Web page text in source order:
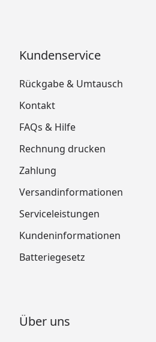
Kundenservice
Rückgabe & Umtausch
Kontakt
FAQs & Hilfe
Rechnung drucken
Zahlung
Versandinformationen
Serviceleistungen
Kundeninformationen
Batteriegesetz
Über uns